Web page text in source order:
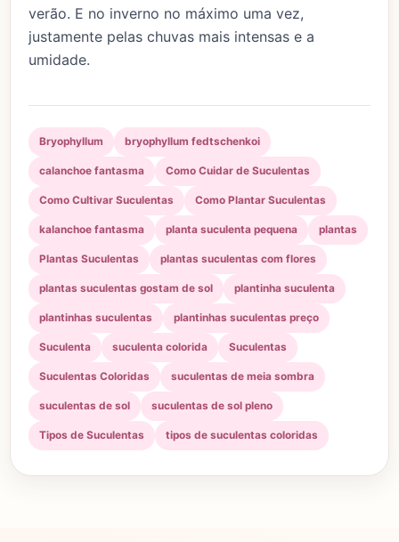
verão. E no inverno no máximo uma vez,
justamente pelas chuvas mais intensas e a
umidade.
Bryophyllum bryophyllum fedtschenkoi
calanchoe fantasma Como Cuidar de Suculentas
Como Cultivar Suculentas Como Plantar Suculentas
kalanchoe fantasma planta suculenta pequena plantas
Plantas Suculentas plantas suculentas com flores
plantas suculentas gostam de sol plantinha suculenta
plantinhas suculentas plantinhas suculentas preço
Suculenta suculenta colorida Suculentas
Suculentas Coloridas suculentas de meia sombra
suculentas de sol suculentas de sol pleno
Tipos de Suculentas tipos de suculentas coloridas